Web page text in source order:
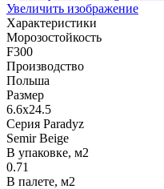
Увеличить изображение
Характеристики
Морозостойкость
F300
Производство
Польша
Размер
6.6x24.5
Серия Paradyz
Semir Beige
В упаковке, м2
0.71
В палете, м2